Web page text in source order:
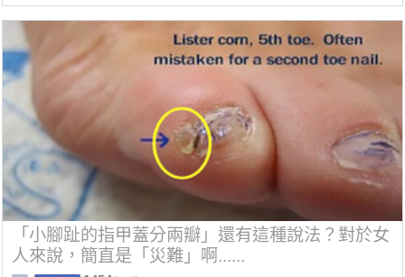
「小腳趾的指甲蓋分兩瓣」還有這種說法？對於女
人來說，簡直是「災難」啊......